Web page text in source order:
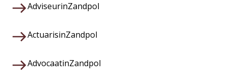
AdviseurinZandpol
ActuarisinZandpol
AdvocaatinZandpol